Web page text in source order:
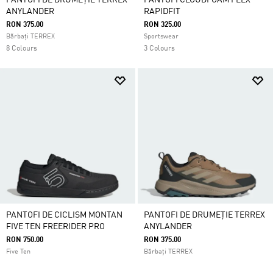
ANYLANDER
RON 375.00
Bărbați TERREX
8 Colours
RAPIDFIT
RON 325.00
Sportswear
3 Colours
PANTOFI DE CICLISM MONTAN
FIVE TEN FREERIDER PRO
RON 750.00
Five Ten
PANTOFI DE DRUMEȚIE TERREX
ANYLANDER
RON 375.00
Bărbați TERREX